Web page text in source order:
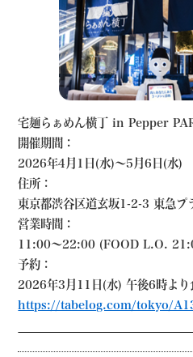
宅麺らぁめん横丁 in Pepper
開催期間：
2026年4月1日(水)〜5月6日(水)
住所：
東京都渋谷区道玄坂1-2-3 東急プ
営業時間：
11:00〜22:00 (FOOD L.O.
予約：
2026年3月11日(水) 午後6時より
https://tabelog.com/tokyo/